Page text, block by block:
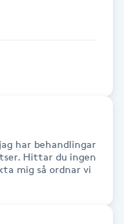
har behandlingar
Hittar du ingen
mig så ordnar vi